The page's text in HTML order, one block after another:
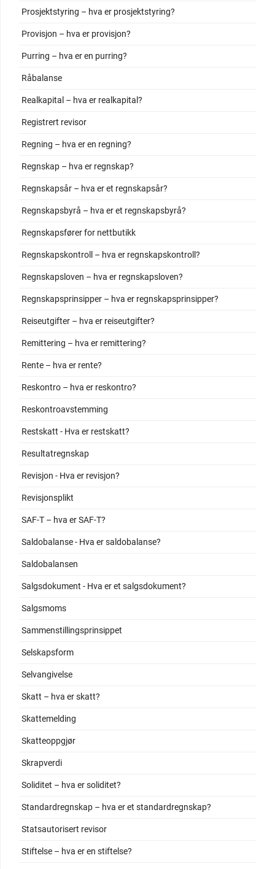
Prosjektstyring – hva er prosjektstyring?
Provisjon – hva er provisjon?
Purring – hva er en purring?
Råbalanse
Realkapital – hva er realkapital?
Registrert revisor
Regning – hva er en regning?
Regnskap – hva er regnskap?
Regnskapsår – hva er et regnskapsår?
Regnskapsbyrå – hva er et regnskapsbyrå?
Regnskapsfører for nettbutikk
Regnskapskontroll – hva er regnskapskontroll?
Regnskapsloven – hva er regnskapsloven?
Regnskapsprinsipper – hva er regnskapsprinsipper?
Reiseutgifter – hva er reiseutgifter?
Remittering – hva er remittering?
Rente – hva er rente?
Reskontro – hva er reskontro?
Reskontroavstemming
Restskatt - Hva er restskatt?
Resultatregnskap
Revisjon - Hva er revisjon?
Revisjonsplikt
SAF-T – hva er SAF-T?
Saldobalanse - Hva er saldobalanse?
Saldobalansen
Salgsdokument - Hva er et salgsdokument?
Salgsmoms
Sammenstillingsprinsippet
Selskapsform
Selvangivelse
Skatt – hva er skatt?
Skattemelding
Skatteoppgjør
Skrapverdi
Soliditet – hva er soliditet?
Standardregnskap – hva er et standardregnskap?
Statsautorisert revisor
Stiftelse – hva er en stiftelse?